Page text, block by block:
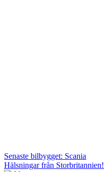
Inläggsnavigering
Senaste bilbygget: Scania
Hälsningar från Storbritannien!